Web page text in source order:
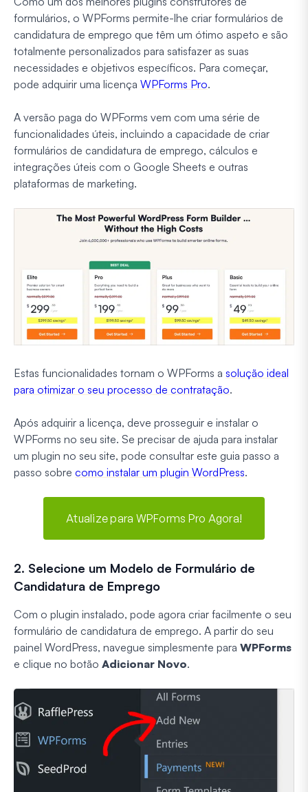
formulários, o WPForms permite-lhe criar formulários de
candidatura de emprego que têm um ótimo aspeto e são
totalmente personalizados para satisfazer as suas
necessidades e objetivos específicos. Para começar,
pode adquirir uma licença WPForms Pro.
A versão paga do WPForms vem com uma série de
funcionalidades úteis, incluindo a capacidade de criar
formulários de candidatura de emprego, cálculos e
integrações úteis com o Google Sheets e outras
plataformas de marketing.
Estas funcionalidades tornam o WPForms a solução ideal
para otimizar o seu processo de contratação.
Após adquirir a licença, deve prosseguir e instalar o
WPForms no seu site. Se precisar de ajuda para instalar
um plugin no seu site, pode consultar este guia passo a
passo sobre como instalar um plugin WordPress.
Atualize para WPForms Pro Agora!
2. Selecione um Modelo de Formulário de
Candidatura de Emprego
Com o plugin instalado, pode agora criar facilmente o seu
formulário de candidatura de emprego. A partir do seu
painel WordPress, navegue simplesmente para WPForms
e clique no botão Adicionar Novo.